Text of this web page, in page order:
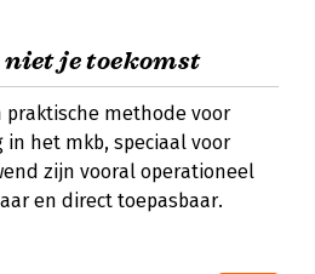
je toekomst
praktische methode voor
het mkb, speciaal voor
zijn vooral operationeel
en direct toepasbaar.